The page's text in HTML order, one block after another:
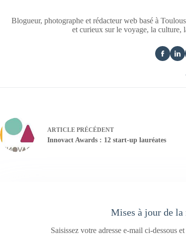
Blogueur, photographe et rédacteur web basé à
et curieux sur le voyage, la
ARTICLE PRÉCÉDENT
Innovact Awards : 12 start-up lauréates
Mises à jour de la
Saisissez votre adresse e-mail ci-dessous